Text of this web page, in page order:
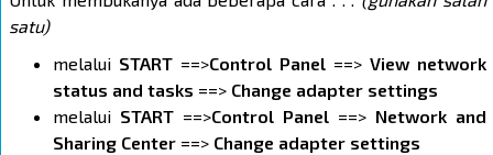
satu)
melalui START ==>Control Panel ==> View network
status and tasks ==> Change adapter settings
melalui START ==>Control Panel ==> Network and
Sharing Center ==> Change adapter settings